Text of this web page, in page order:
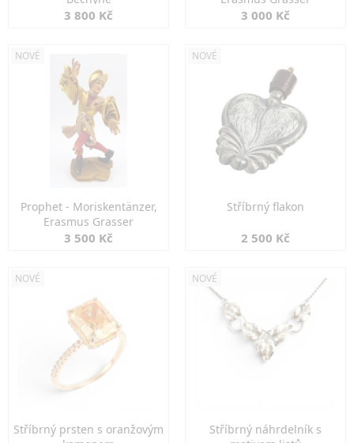
3 800 Kč 3 000 Kč
NOVÉ
Prophet - Moriskentänzer,
Erasmus Grasser
3 500 Kč
NOVÉ
Stříbrný flakon
2 500 Kč
NOVÉ
Stříbrný prsten s oranžovým
NOVÉ
Stříbrný náhrdelník s